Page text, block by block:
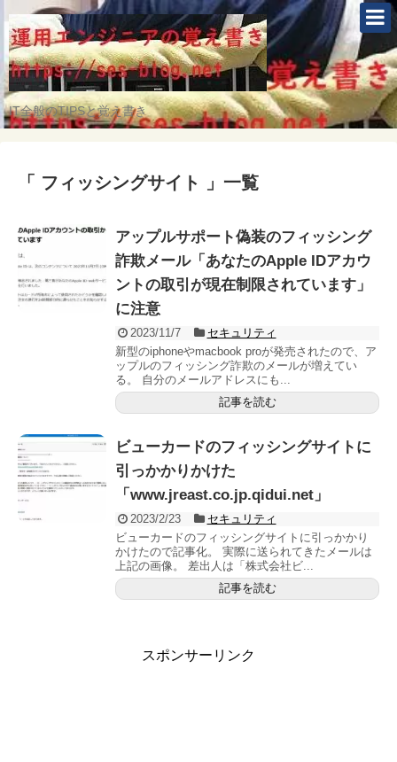
IT全般のTIPSと覚え書き
「 フィッシングサイト 」一覧
アップルサポート偽装のフィッシング
詐欺メール「あなたのApple IDアカウ
ントの取引が現在制限されています」
に注意
2023/11/7
セキュリティ
新型のiphoneやmacbook proが発売されたので、ア
ップルのフィッシング詐欺のメールが増えてい
る。 自分のメールアドレスにも...
記事を読む
ビューカードのフィッシングサイトに
引っかかりかけた
「www.jreast.co.jp.qidui.net」
2023/2/23
セキュリティ
ビューカードのフィッシングサイトに引っかかり
かけたので記事化。 実際に送られてきたメールは
上記の画像。 差出人は「株式会社ビ...
記事を読む
スポンサーリンク